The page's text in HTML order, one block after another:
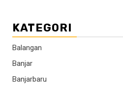
KATEGORI
Balangan
Banjar
Banjarbaru